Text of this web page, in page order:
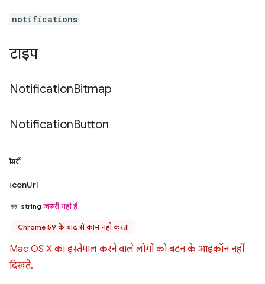
notifications
टाइप
NotificationBitmap
NotificationButton
प्रॉपर्टी
iconUrl
stringज़रूरी नहीं है
Chrome 59 के बाद से काम नहीं करता
Mac OS X का इस्तेमाल करने वाले लोगों को बटन के आइकॉन नहीं
दिखते.